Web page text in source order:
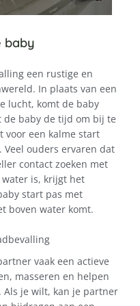
baby
een rustige en
In plaats van een
lucht, komt de baby
baby de tijd om bij te
voor een kalme start
ouders ervaren dat
contact zoeken met
is, krijgt het
start pas met
boven water komt.
vaak een actieve
masseren en helpen
Als je wilt, kan je partner